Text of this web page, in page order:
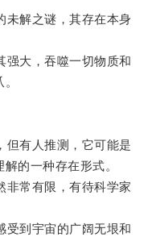
解之谜，其存在本身
大，吞噬一切物质和
有人推测，它可能是
的一种存在形式。
常有限，有待科学家
到宇宙的广阔无垠和